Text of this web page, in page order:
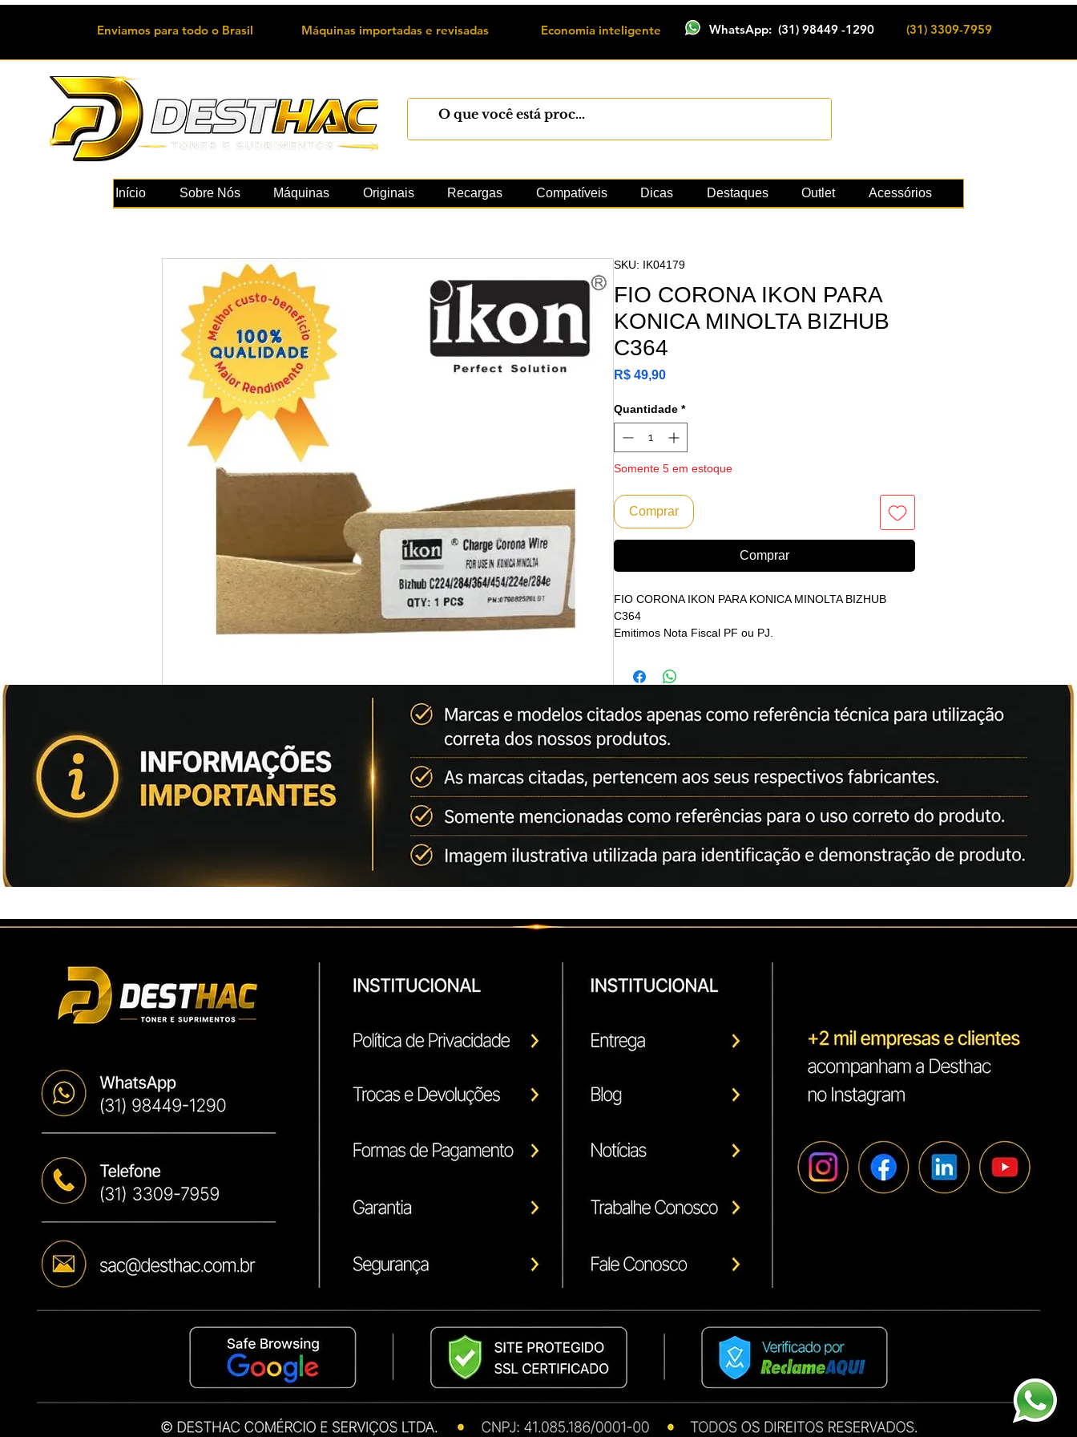
Enviamos para todo o Brasil Máquinas importadas e revisadas Economia inteligente WhatsApp: (31) 98449 -1290 (31) 3309-7959
Início Sobre Nós Máquinas Originais Recargas Compatíveis Dicas Destaques Outlet Acessórios
SKU: IK04179
FIO CORONA IKON PARA
KONICA MINOLTA BIZHUB
C364
R$ 49,90Preço
Quantidade *
Somente 5 em estoque
Comprar
Comprar
FIO CORONA IKON PARA KONICA MINOLTA BIZHUB
C364
Emitimos Nota Fiscal PF ou PJ.
(A IKON CORPORATION alcançou reconhecimento
a indústria de imagens. Seu compromisso com a qualidade
separa a Ikon de seus concorrentes. Possui certificados
ISO 9001 / ISO 14001 / CERTIFICADO CE)
Bizhub C224
Bizhub C284
Bizhub C364
Bizhub C454
Bizhub C554
*Marcas e modelos citados apenas como referência
técnica para utilização correta dos nossos produtos.
*As Marcas citadas, pertencem aos seus respectivos
Antes de realizar a compra tire suas dúvidas.
Ricoh
Konica Minolta
Xerox
Canon